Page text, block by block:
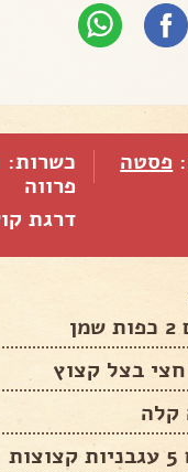
פסטה
כשרות:
פרווה
דרגת
בצל קצוץ
קלה